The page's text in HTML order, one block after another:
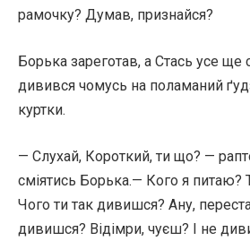
рамочку? Думав, признайся?
Борька зареготав, а Стась усе ще
дивився чомусь на поламаний
куртки.
— Слухай, Короткий, ти що? —
сміятись Борька.— Кого я питаю?
Чого ти так дивишся? Ану,
дивишся? Відімри, чуєш? І не